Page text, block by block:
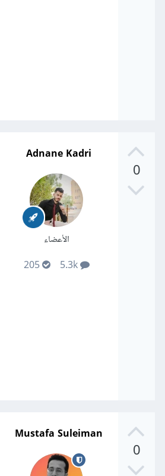
0
Adnane Kadri
الأعضاء
5.3k
205
0
Mustafa Suleiman